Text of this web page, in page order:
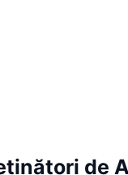
de